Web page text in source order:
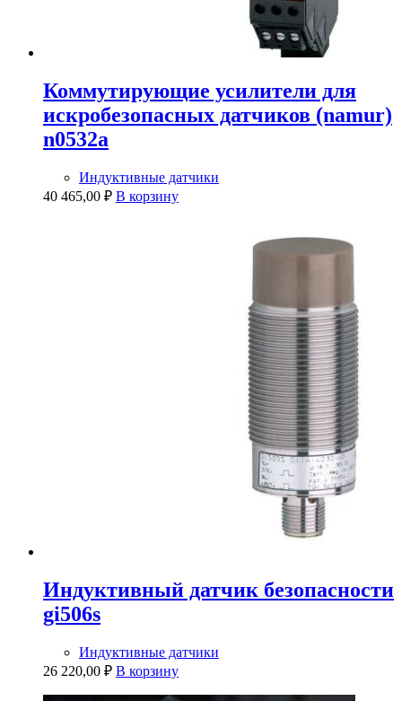
Коммутирующие усилители для
искробезопасных датчиков (namur)
n0532a
Индуктивные датчики
40 465,00 ₽ В корзину
Индуктивный датчик безопасности
gi506s
Индуктивные датчики
26 220,00 ₽ В корзину